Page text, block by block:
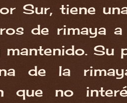
Sur, tiene
de rimaya a
Su
de la
que no